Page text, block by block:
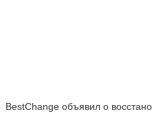
BestChange объявил о